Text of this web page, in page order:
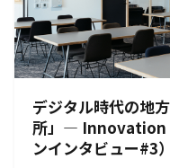
デジタル時代の地
所」― Innovation
ンインタビュー#3）